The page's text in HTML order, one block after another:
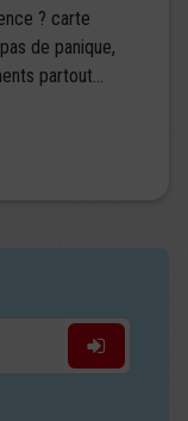
? carte
de panique,
partout...